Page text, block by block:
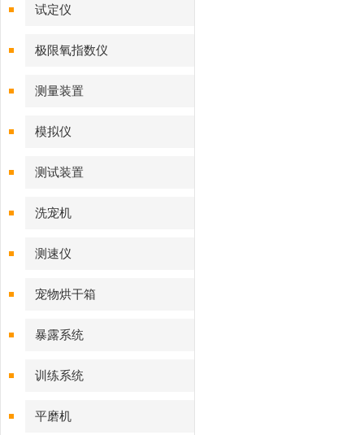
试定仪
极限氧指数仪
测量装置
模拟仪
测试装置
洗宠机
测速仪
宠物烘干箱
暴露系统
训练系统
平磨机